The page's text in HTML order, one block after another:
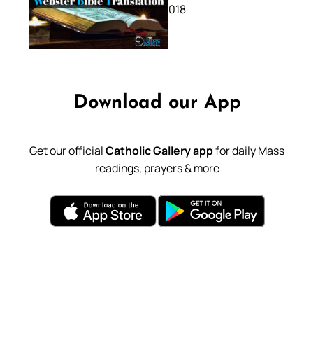
October 11, 2018
Download our App
Get our officialCatholic Gallery appfor daily Mass
readings, prayers & more